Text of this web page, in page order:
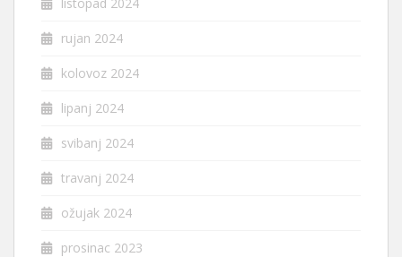
rujan 2024
kolovoz 2024
lipanj 2024
svibanj 2024
travanj 2024
ožujak 2024
prosinac 2023